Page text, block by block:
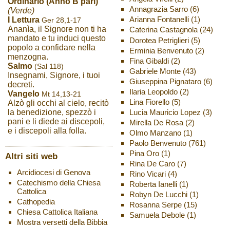
(Verde)
I Lettura Ger 28,1-17
Ananìa, il Signore non ti ha
mandato e tu induci questo
popolo a confidare nella
menzogna.
Salmo (Sal 118)
Insegnami, Signore, i tuoi
decreti.
Vangelo Mt 14,13-21
Alzò gli occhi al cielo, recitò
la benedizione, spezzò i
pani e li diede ai discepoli,
e i discepoli alla folla.
Altri siti web
Arcidiocesi di Genova
Catechismo della Chiesa
Cattolica
Cathopedia
Chiesa Cattolica Italiana
Mostra versetti della Bibbia
Annagrazia Sarro(6)
Arianna Fontanelli(1)
Caterina Castagnola(24)
Dorotea Petriglieri(5)
Erminia Benvenuto(2)
Fina Gibaldi(2)
Gabriele Monte(43)
Giuseppina Pignataro(6)
Ilaria Leopoldo(2)
Lina Fiorello(5)
Lucia Mauricio Lopez (3)
Mirella De Rosa(2)
Olmo Manzano(1)
Paolo Benvenuto(761)
Pina Oro(1)
Rina De Caro(7)
Rino Vicari(4)
Roberta Ianelli(1)
Robyn De Lucchi(1)
Rosanna Serpe(15)
Samuela Debole(1)